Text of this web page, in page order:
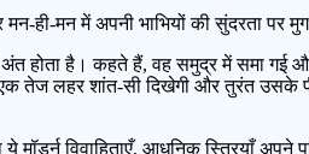
ही-मन में अपनी भाभियों की सुंदरता पर
होता है। कहते हैं, वह समुद्र में समा
तेज लहर शांत-सी दिखेगी और तुरंत उसके
विवाहिताएँ, आधुनिक स्त्रियाँ अपने